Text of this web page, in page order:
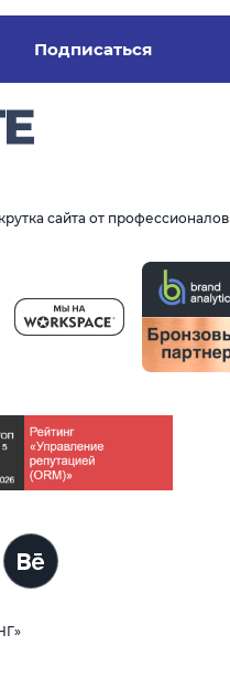
сайта от профессионалов
Подписаться